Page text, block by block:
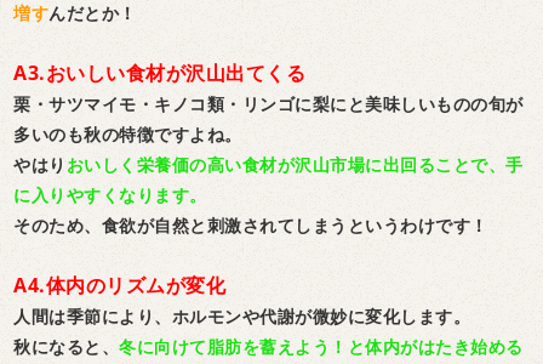
増すんだとか！
A3.おいしい食材が沢山出てくる
栗・サツマイモ・キノコ類・リンゴに梨にと美味しいものの旬が
多いのも秋の特徴ですよね。
やはり おいしく栄養価の高い食材が沢山市場に出回ることで、手
に入りやすくなります。
そのため、食欲が自然と刺激されてしまうというわけです！
A4.体内のリズムが変化
人間は季節により、ホルモンや代謝が微妙に変化します。
秋になると、冬に向けて脂肪を蓄えよう！と体内がはたき始める